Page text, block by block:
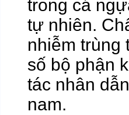
trong cá
tự nhiên.
nhiễm trùng
số bộ phận
tác nhân
nam.